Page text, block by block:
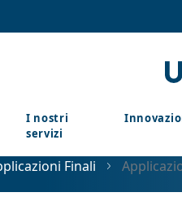
I nostri
servizi
Finali